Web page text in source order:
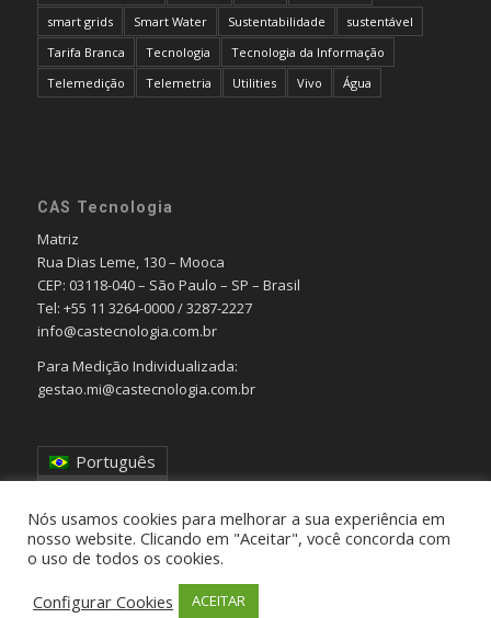
smart grids
Smart Water Sustentabilidade
sustentável
Tarifa Branca
Tecnologia
Tecnologia da Informação
Telemedição
Telemetria Utilities Vivo Água
CAS Tecnologia
Matriz
Rua Dias Leme, 130 – Mooca
CEP: 03118-040 – São Paulo – SP – Brasil
Tel: +55 11 3264-0000 / 3287-2227
info@castecnologia.com.br
Para Medição Individualizada:
gestao.mi@castecnologia.com.br
Português
Nós usamos cookies para melhorar a sua experiência em
nosso website. Clicando em "Aceitar", você concorda com
o uso de todos os cookies.
Configurar Cookies
ACEITAR